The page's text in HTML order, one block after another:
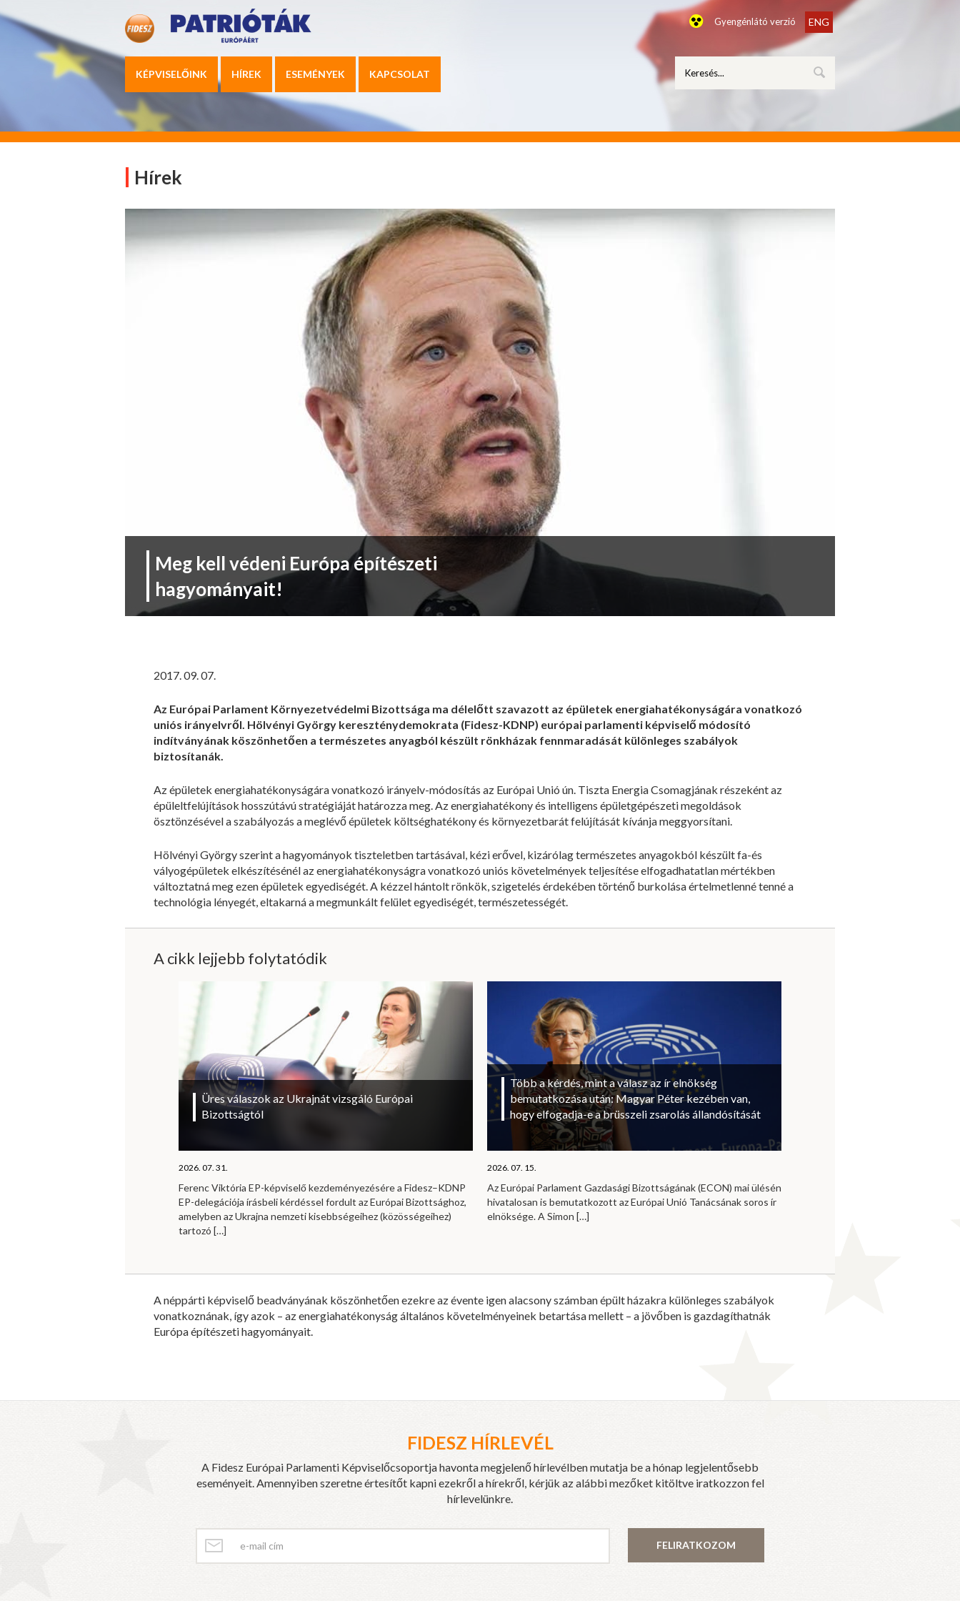
Gyengénlátó verzió ENG
KÉPVISELŐINK HÍREK ESEMÉNYEK KAPCSOLAT
Hírek
Meg kell védeni Európa építészeti
hagyományait!
2017. 09. 07.
Az Európai Parlament Környezetvédelmi Bizottsága ma délelőtt szavazott az épületek energiahatékonyságára vonatkozó
uniós irányelvről. Hölvényi György kereszténydemokrata (Fidesz-KDNP) európai parlamenti képviselő módosító
indítványának köszönhetően a természetes anyagból készült rönkházak fennmaradását különleges szabályok
biztosítanák.
Az épületek energiahatékonyságára vonatkozó irányelv-módosítás az Európai Unió ún. Tiszta Energia Csomagjának részeként az
épüleltfelújítások hosszútávú stratégiáját határozza meg. Az energiahatékony és intelligens épületgépészeti megoldások
ösztönzésével a szabályozás a meglévő épületek költséghatékony és környezetbarát felújítását kívánja meggyorsítani.
Hölvényi György szerint a hagyományok tiszteletben tartásával, kézi erővel, kizárólag természetes anyagokból készült fa-és
vályogépületek elkészítésénél az energiahatékonyságra vonatkozó uniós követelmények teljesítése elfogadhatatlan mértékben
változtatná meg ezen épületek egyediségét. A kézzel hántolt rönkök, szigetelés érdekében történő burkolása értelmetlenné tenné a
technológia lényegét, eltakarná a megmunkált felület egyediségét, természetességét.
A cikk lejjebb folytatódik
Üres válaszok az Ukrajnát vizsgáló Európai
Bizottságtól
2026. 07. 31.
Ferenc Viktória EP-képviselő kezdeményezésére a Fidesz–KDNP
EP-delegációja írásbeli kérdéssel fordult az Európai Bizottsághoz,
amelyben az Ukrajna nemzeti kisebbségeihez (közösségeihez)
tartozó […]
Több a kérdés, mint a válasz az ír elnökség
bemutatkozása után: Magyar Péter kezében van,
hogy elfogadja-e a brüsszeli zsarolás állandósítását
2026. 07. 15.
Az Európai Parlament Gazdasági Bizottságának (ECON) mai ülésén
hivatalosan is bemutatkozott az Európai Unió Tanácsának soros ír
elnöksége. A Simon […]
A néppárti képviselő beadványának köszönhetően ezekre az évente igen alacsony számban épült házakra különleges szabályok
vonatkoznának, így azok – az energiahatékonyság általános követelményeinek betartása mellett – a jövőben is gazdagíthatnák
Európa építészeti hagyományait.
FIDESZ HÍRLEVÉL
A Fidesz Európai Parlamenti Képviselőcsoportja havonta megjelenő hírlevélben mutatja be a hónap legjelentősebb
eseményeit. Amennyiben szeretne értesítőt kapni ezekről a hírekről, kérjük az alábbi mezőket kitöltve iratkozzon fel
hírlevelünkre.
FELIRATKOZOM